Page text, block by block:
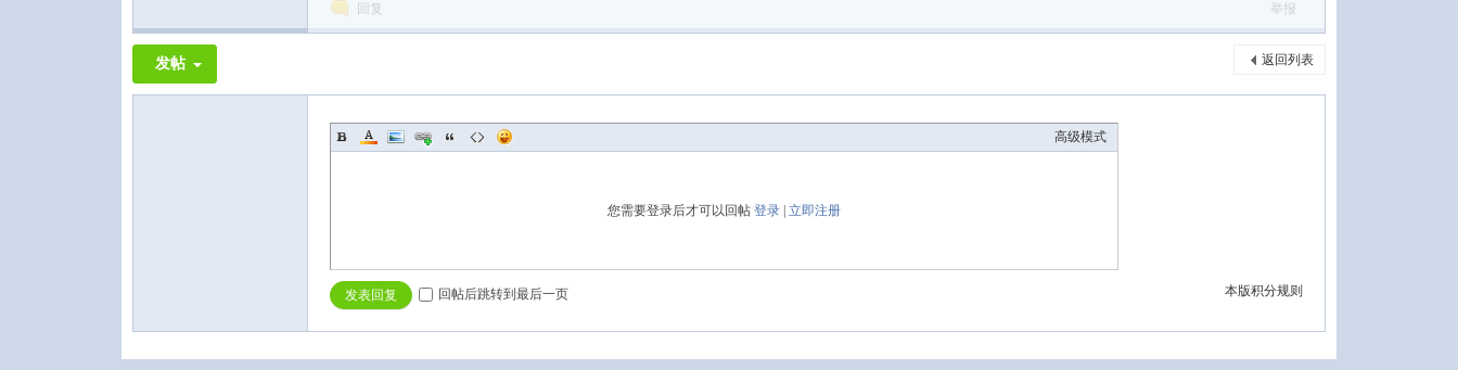
回复 举报
返回列表
发帖
高级模式
您需要登录后才可以回帖 登录 立即注册
本版积分规则
发表回复 回帖后跳转到最后一页